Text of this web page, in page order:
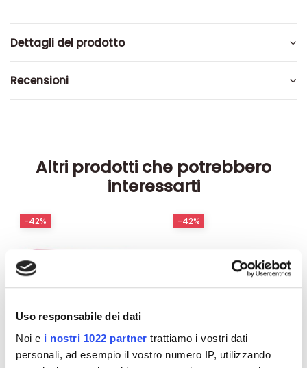
Uso responsabile dei dati
Noi e i nostri 1022 partner trattiamo i vostri dati
personali, ad esempio il vostro numero IP, utilizzando
Dettagli del prodotto
Recensioni
Altri prodotti che potrebbero
interessarti
-42% -42%